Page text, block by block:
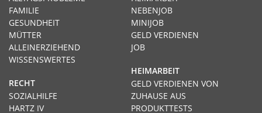
NEBENJOB
MINIJOB
GELD VERDIENEN
JOB
HEIMARBEIT
GELD VERDIENEN VON
ZUHAUSE AUS
PRODUKTTESTS
FAMILIE
GESUNDHEIT
MÜTTER
ALLEINERZIEHEND
WISSENSWERTES
RECHT
SOZIALHILFE
HARTZ IV